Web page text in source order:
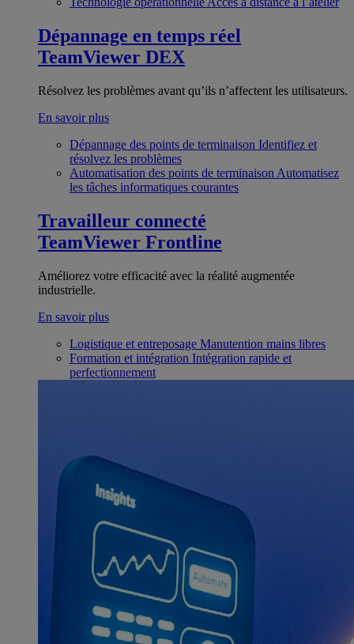
Dépannage en temps réel
TeamViewer DEX
Résolvez les problèmes avant qu’ils n’affectent les utilisateurs.
En savoir plus
Dépannage des points de terminaison Identifiez et
résolvez les problèmes
Automatisation des points de terminaison Automatisez
les tâches informatiques courantes
Travailleur connecté
TeamViewer Frontline
Améliorez votre efficacité avec la réalité augmentée
industrielle.
En savoir plus
Logistique et entreposage Manutention mains libres
Formation et intégration Intégration rapide et
perfectionnement